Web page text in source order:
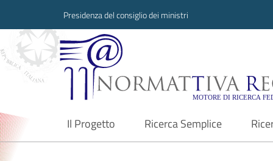
Presidenza del consiglio dei ministri
Normattiva
Il Progetto
current Ricerca Semplice